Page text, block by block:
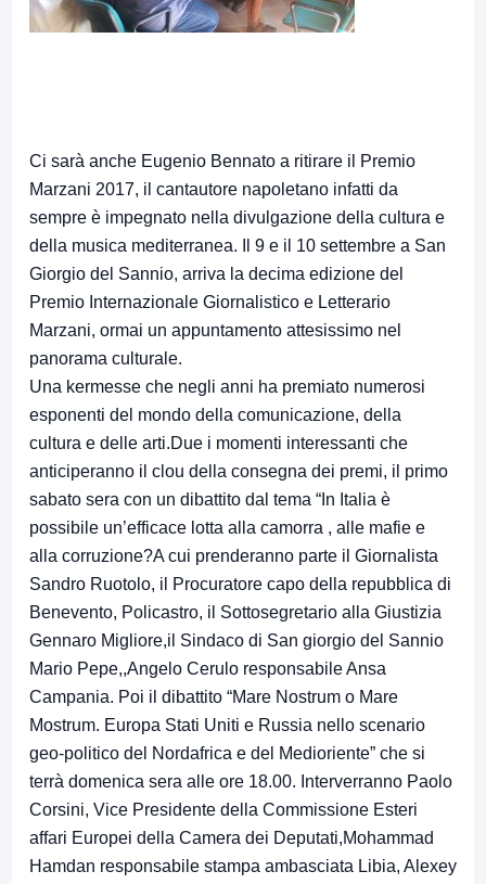
Ci sarà anche Eugenio Bennato a ritirare il Premio
Marzani 2017, il cantautore napoletano infatti da
sempre è impegnato nella divulgazione della cultura e
della musica mediterranea. Il 9 e il 10 settembre a San
Giorgio del Sannio, arriva la decima edizione del
Premio Internazionale Giornalistico e Letterario
Marzani, ormai un appuntamento attesissimo nel
panorama culturale.
Una kermesse che negli anni ha premiato numerosi
esponenti del mondo della comunicazione, della
cultura e delle arti.Due i momenti interessanti che
anticiperanno il clou della consegna dei premi, il primo
sabato sera con un dibattito dal tema “In Italia è
possibile un’efficace lotta alla camorra , alle mafie e
alla corruzione?A cui prenderanno parte il Giornalista
Sandro Ruotolo, il Procuratore capo della repubblica di
Benevento, Policastro, il Sottosegretario alla Giustizia
Gennaro Migliore,il Sindaco di San giorgio del Sannio
Mario Pepe,,Angelo Cerulo responsabile Ansa
Campania. Poi il dibattito “Mare Nostrum o Mare
Mostrum. Europa Stati Uniti e Russia nello scenario
geo-politico del Nordafrica e del Medioriente” che si
terrà domenica sera alle ore 18.00. Interverranno Paolo
Corsini, Vice Presidente della Commissione Esteri
affari Europei della Camera dei Deputati,Mohammad
Hamdan responsabile stampa ambasciata Libia, Alexey